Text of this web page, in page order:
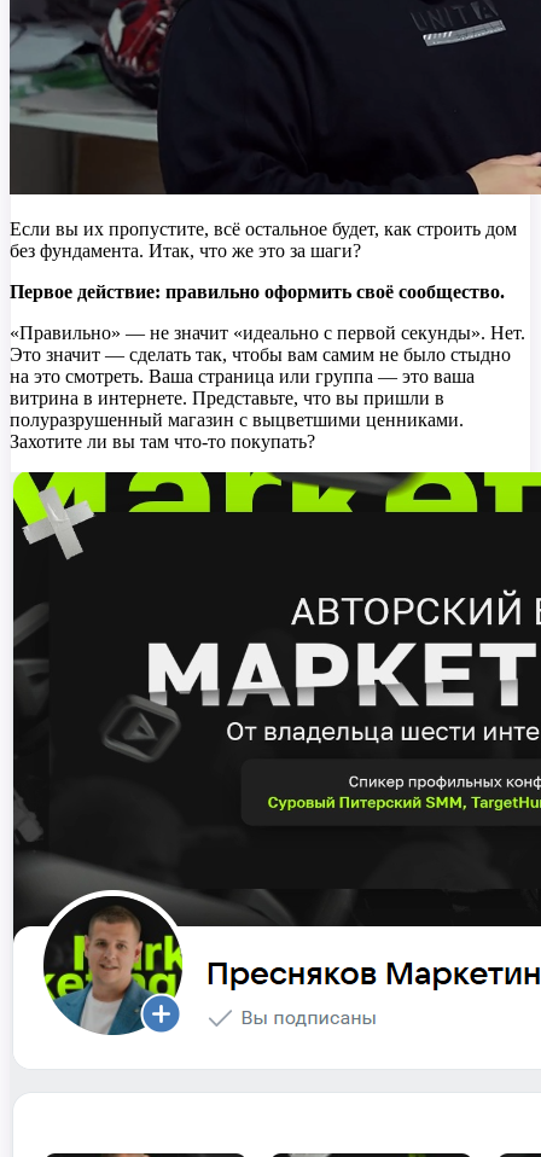
Если вы их пропустите, всё остальное будет, как строить дом
без фундамента. Итак, что же это за шаги?
Первое действие: правильно оформить своё сообщество.
«Правильно» — не значит «идеально с первой секунды». Нет.
Это значит — сделать так, чтобы вам самим не было стыдно
на это смотреть. Ваша страница или группа — это ваша
витрина в интернете. Представьте, что вы пришли в
полуразрушенный магазин с выцветшими ценниками.
Захотите ли вы там что-то покупать?